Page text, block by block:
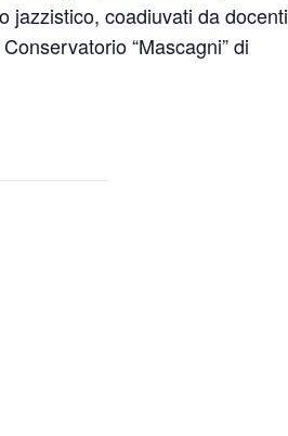
jazzistico, coadiuvati da docenti
“Mascagni” di